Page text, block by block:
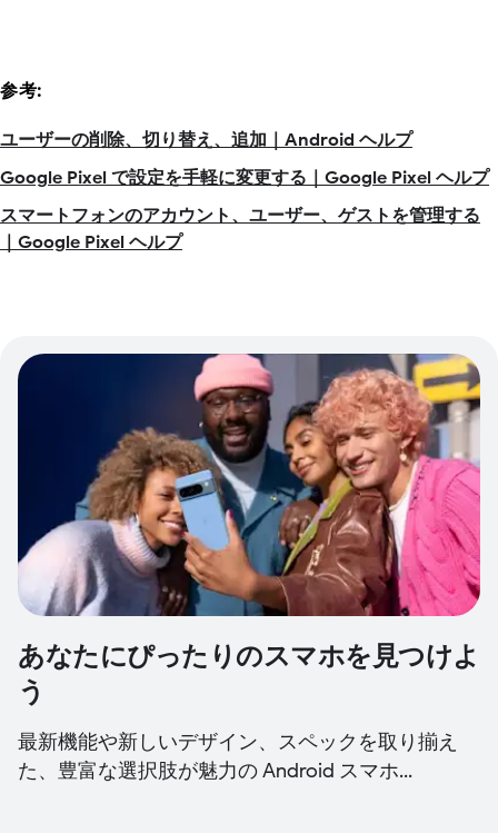
参考:
ユーザーの削除、切り替え、追加｜Android ヘルプ
Google Pixel で設定を手軽に変更する｜Google Pixel ヘルプ
スマートフォンのアカウント、ユーザー、ゲストを管理する
｜Google Pixel ヘルプ
あなたにぴったりのスマホを見つけよ
う
最新機能や新しいデザイン、スペックを取り揃え
た、豊富な選択肢が魅力の Android スマホ...